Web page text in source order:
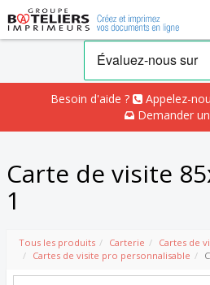
Besoin d'aide ?
Appelez-
Demander
Carte de visite
1
Tous les produits Carterie Cartes de
Cartes de visite pro personnalisable